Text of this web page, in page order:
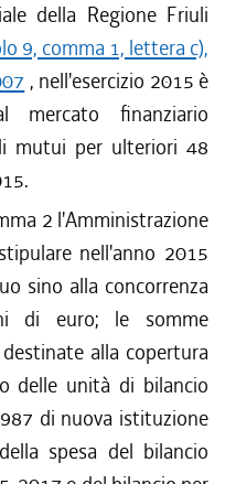
della Regione Friuli
9, comma 1, lettera c),
, nell'esercizio 2015 è
mercato finanziario
mutui per ulteriori 48
2 l'Amministrazione
nell'anno 2015
sino alla concorrenza
di euro; le somme
alla copertura
delle unità di bilancio
di nuova istituzione
spesa del bilancio